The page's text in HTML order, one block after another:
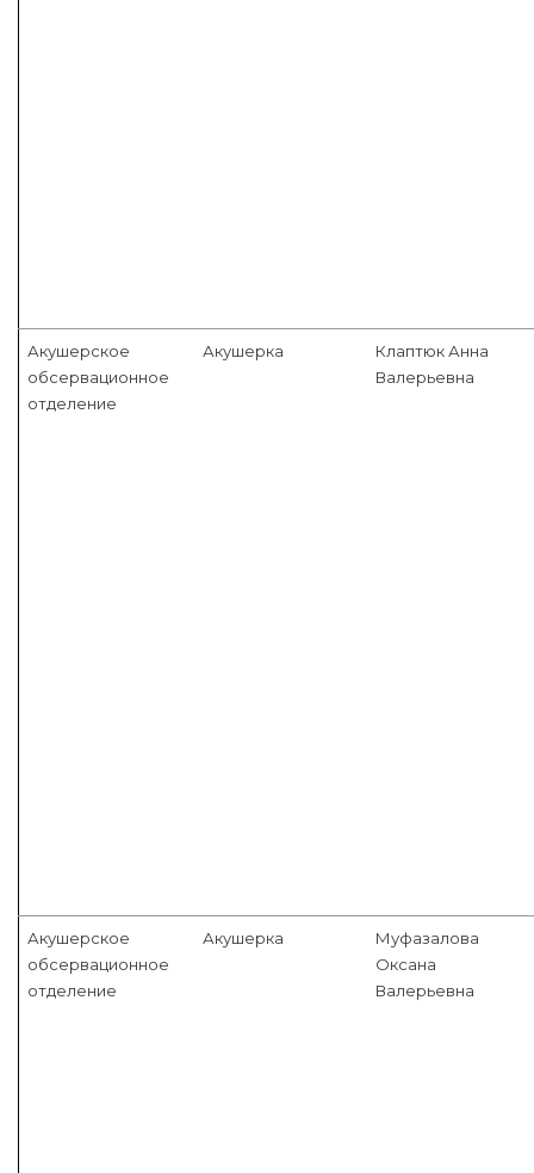
Акушерское
обсервационное
отделение
Акушерка
Клаптюк Анна
Валерьевна
Акушерское
обсервационное
отделение
Акушерка
Муфазалова
Оксана
Валерьевна